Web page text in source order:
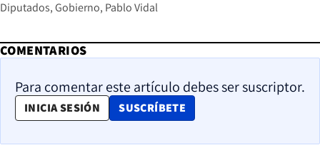
Diputados Gobierno Pablo Vidal
COMENTARIOS
Para comentar este artículo debes ser suscriptor.
INICIA SESIÓN SUSCRÍBETE
OPENS IN NEW WINDOW